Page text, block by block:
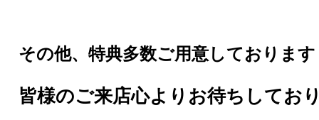
その他、特典多数ご用意しております
皆様のご来店心よりお待ちしてお